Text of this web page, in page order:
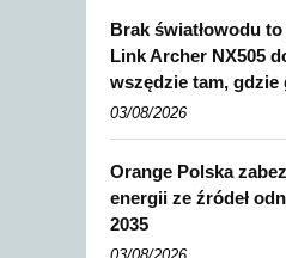
Brak światłowodu
Link Archer NX505
wszędzie tam, gdzie
03/08/2026
Orange Polska
energii ze źródeł
2035